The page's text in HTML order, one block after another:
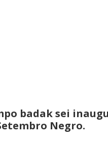
badak sei
Negro.